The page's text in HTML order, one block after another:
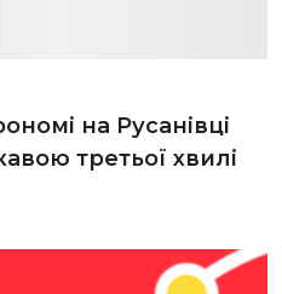
на Русанівці
третьої хвилі